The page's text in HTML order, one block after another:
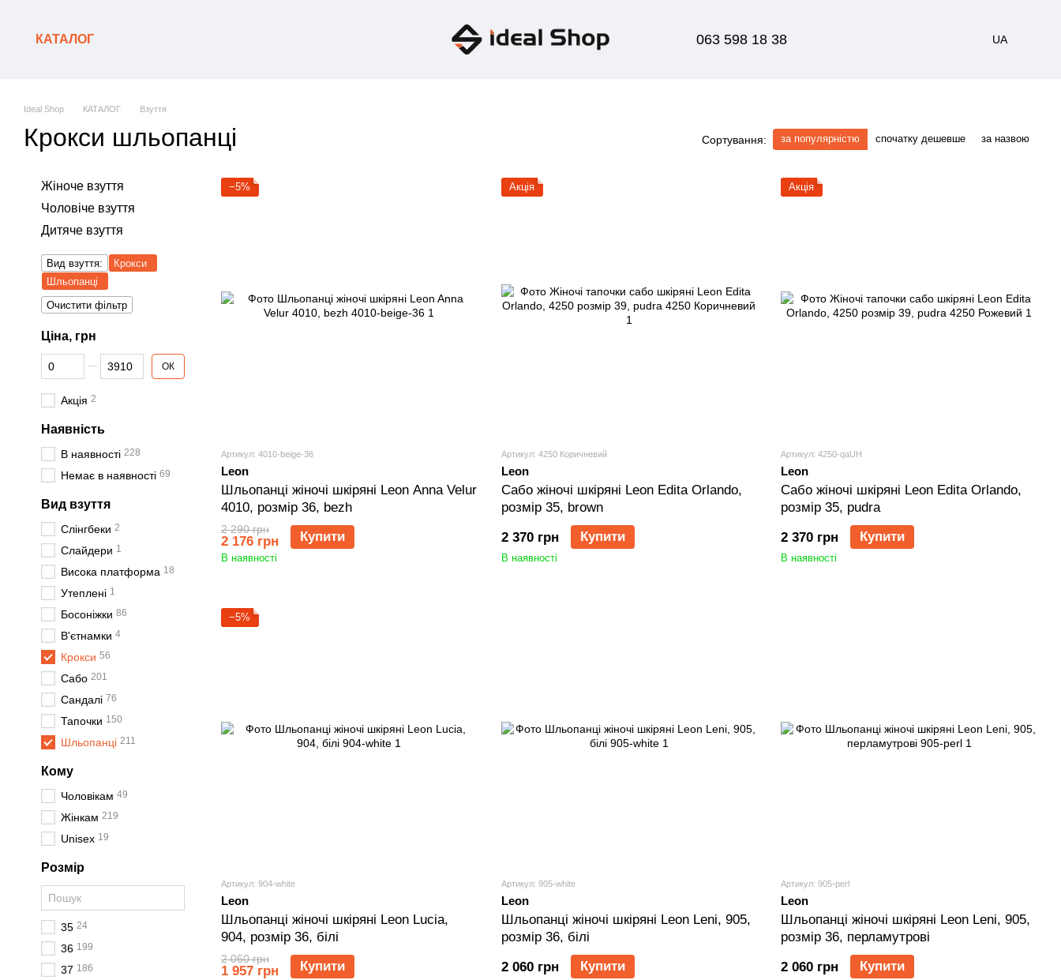
КАТАЛОГ 063 598 18 38 UA
Ideal Shop КАТАЛОГ Взуття
Крокси шльопанці Сортування: за популярністю спочатку дешевше за назвою
−5%
Артикул: 4010-beige-36
Leon
Шльопанці жіночі шкіряні Leon Anna Velur
4010, розмір 36, bezh
2 290 грн
2 176 грн Купити
В наявності
Акція
Артикул: 4250 Коричневий
Leon
Сабо жіночі шкіряні Leon Edita Orlando,
розмір 35, brown
2 370 грн
Купити
В наявності
Акція
Артикул: 4250-qaUH
Leon
Сабо жіночі шкіряні Leon Edita Orlando,
розмір 35, pudra
2 370 грн
Купити
В наявності
−5%
Артикул: 904-white
Leon
Шльопанці жіночі шкіряні Leon Lucia,
904, розмір 36, білі
2 060 грн
1 957 грн Купити
Артикул: 905-white
Leon
Шльопанці жіночі шкіряні Leon Leni, 905,
розмір 36, білі
2 060 грн
Купити
Артикул: 905-perl
Leon
Шльопанці жіночі шкіряні Leon Leni, 905,
розмір 36, перламутрові
2 060 грн
Купити
Жіноче взуття
Чоловіче взуття
Дитяче взуття
Вид взуття:
Крокси
Шльопанці
Очистити фільтр
Ціна, грн
Від Ціна, грн
До Ціна, грн ОК
Акція 2
Наявність
В наявності 228
Немає в наявності 69
Вид взуття
Слінгбеки 2
Слайдери 1
Висока платформа 18
Утеплені 1
Босоніжки 86
В'єтнамки 4
Крокси 56
Сабо 201
Сандалі 76
Тапочки 150
Шльопанці 211
Кому
Чоловікам 49
Жінкам 219
Unisex 19
Розмір
35 24
36 199
37 186